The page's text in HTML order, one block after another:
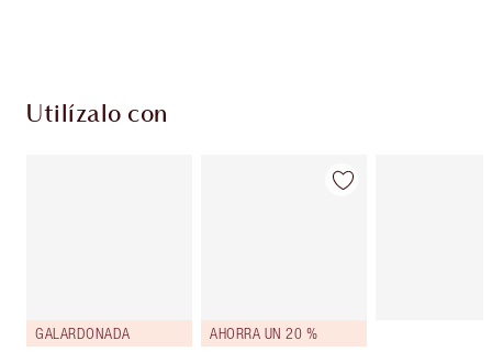
Utilízalo con
GALARDONADA AHORRA UN 20 %